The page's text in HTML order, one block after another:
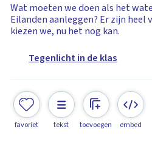
Wat moeten we doen als het
Eilanden aanleggen? Er zijn heel
kiezen we, nu het nog kan.
Tegenlicht in de klas
favoriet tekst toevoegen embed